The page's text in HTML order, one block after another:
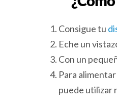
Consigue tu
Eche un
Con un
Para
puede utilizar